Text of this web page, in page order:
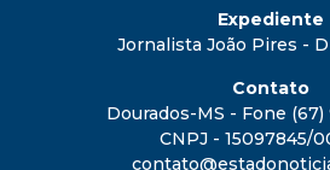
Expediente
Jornalista João Pires -
Contato
Dourados-MS - Fone
CNPJ - 15097845/